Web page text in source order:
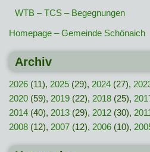
WTB – TCS – Begegnungen
Homepage – Gemeinde Schönaich
Archiv
2026 (11), 2025 (29), 2024 (27),
2020 (59), 2019 (22), 2018 (25),
2014 (40), 2013 (29), 2012 (30),
2008 (12), 2007 (12), 2006 (10),